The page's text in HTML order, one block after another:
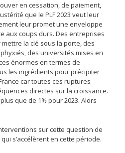
en cessation, de paiement,
que le PLF 2023 veut leur
leur promet une enveloppe
aux coups durs. Des entreprises
la clé sous la porte, des
des universités mises en
énormes en termes de
les ingrédients pour précipiter
car toutes ces ruptures
directes sur la croissance.
que de 1% pour 2023. Alors
sur cette question de
s’accélèrent en cette période.